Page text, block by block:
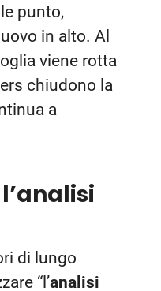
punto,
in alto. Al
viene rotta
chiudono la
a
di lungo
“l’analisi